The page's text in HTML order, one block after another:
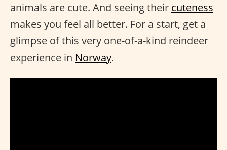
animals are cute. And seeing their cuteness
makes you feel all better. For a start, get a
glimpse of this very one-of-a-kind reindeer
experience in Norway.